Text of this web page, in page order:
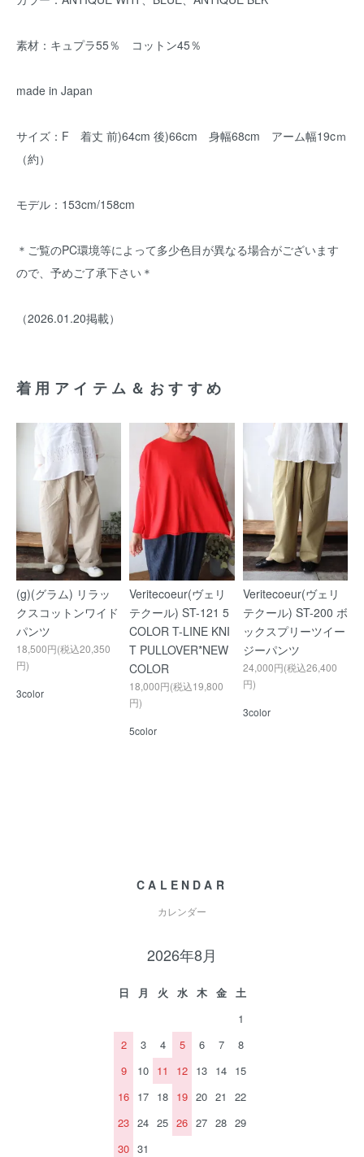
素材：キュプラ55％ コットン45％
made in Japan
サイズ：F 着丈 前)64cm 後)66cm 身幅68cm アーム幅19cｍ
（約）
モデル：153cm/158cm
＊ご覧のPC環境等によって多少色目が異なる場合がございます
ので、予めご了承下さい＊
（2026.01.20掲載）
着用アイテム＆おすすめ
(g)(グラム) リラッ
クスコットンワイド
パンツ
18,500円(税込20,350
円)
3color
Veritecoeur(ヴェリ
テクール) ST-121 5
COLOR T-LINE KNI
T PULLOVER*NEW
COLOR
18,000円(税込19,800
円)
5color
Veritecoeur(ヴェリ
テクール) ST-200 ボ
ックスプリーツイー
ジーパンツ
24,000円(税込26,400
円)
3color
CALENDAR
カレンダー
2026年8月
日 月 火 水 木 金
土
1
2
3 4 5 6 7
8
9
10 11 12 13 14 15
16 17 18 19 20 21
22
23 24 25 26 27 28 29
30 31